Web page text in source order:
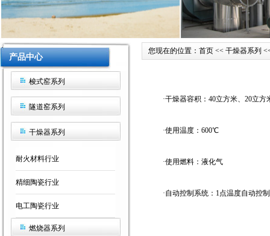
产品中心
梭式窑系列
隧道窑系列
干燥器系列
耐火材料行业
精细陶瓷行业
电工陶瓷行业
燃烧器系列
您现在的位置：首页 << 干燥器系列
·干燥器容积：40立方米、20立方
·使用温度：600℃
·使用燃料：液化气
·自动控制系统：1点温度自动控